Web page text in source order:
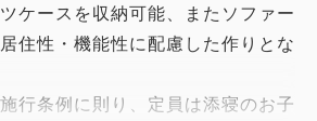
ケースを収納可能、またソファー
住性・機能性に配慮した作りとな
行条例に則り、定員は添寝のお子